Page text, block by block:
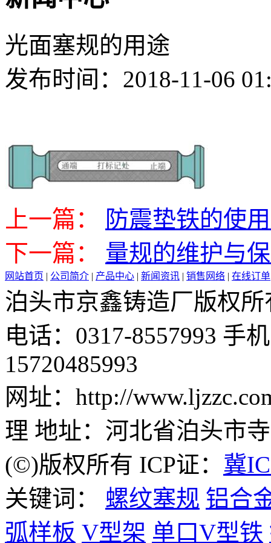
光面塞规的用途
发布时间：2018-11-06
上一篇：
防震垫铁的使
下一篇：
量规的维护与
网站首页 | 公司简介 | 产品中心 | 新闻资讯 | 销售网络 | 在线订单
泊头市京鑫铸造厂版权所
电话：0317-8557993 手
15720485993
网址：http://
理 地址：河北省泊头市
(©)版权所有 ICP证： 冀
关键词： 螺纹塞规 铝合
弧样板 V型架 单口V型铁